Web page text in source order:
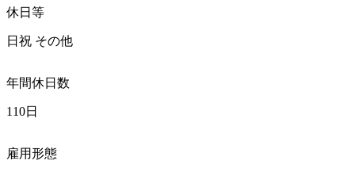
休日等
日祝 その他
年間休日数
110日
雇用形態